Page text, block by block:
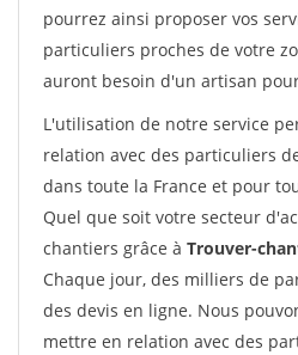
pourrez ainsi proposer vos
particuliers proches de votre
auront besoin d'un artisan
L'utilisation de notre service
relation avec des particuliers
dans toute la France et pour
Quel que soit votre secteur
chantiers grâce à Trouver-
Chaque jour, des milliers de
des devis en ligne. Nous
mettre en relation avec des